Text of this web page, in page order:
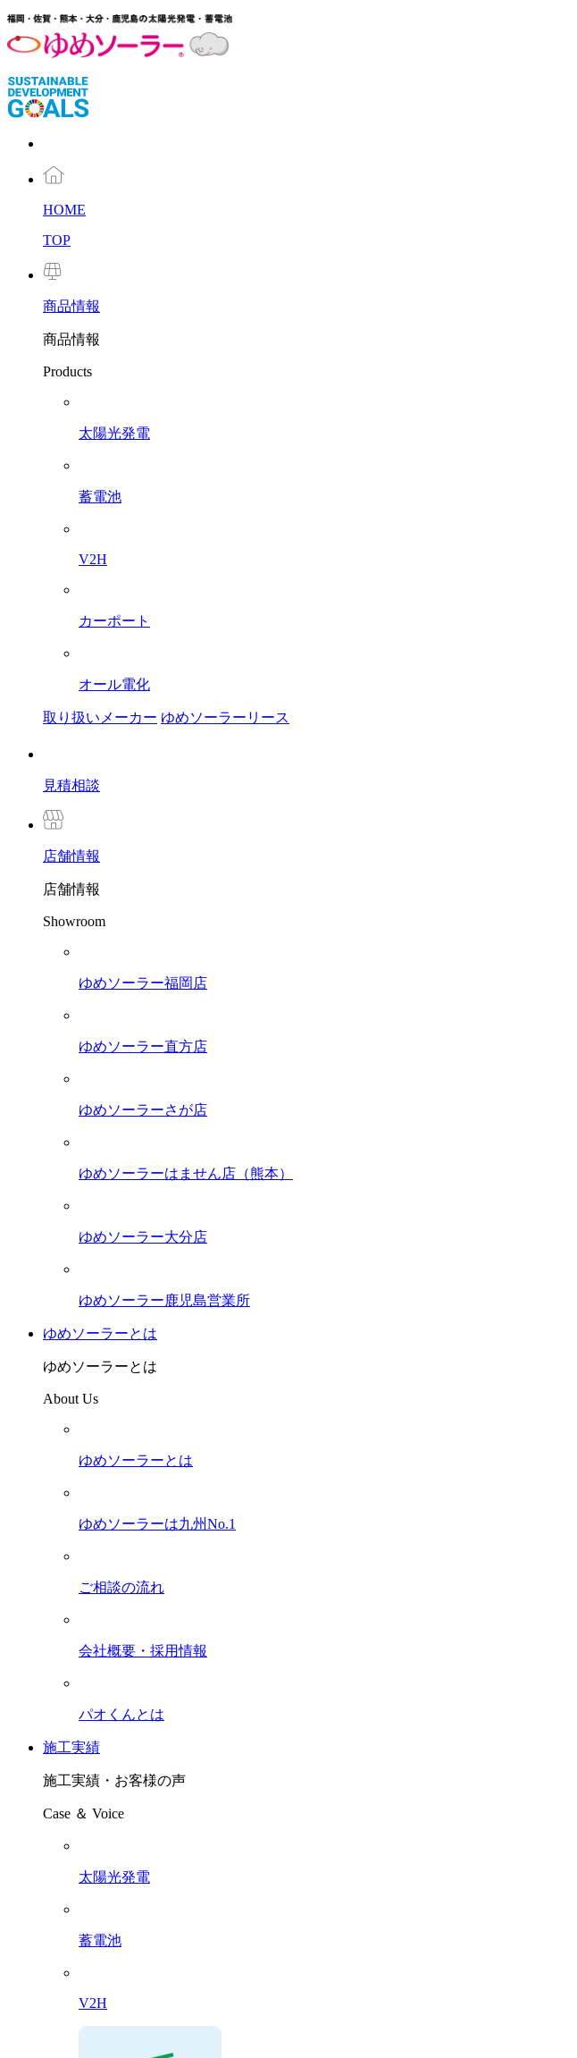
HOME
TOP
商品情報
商品情報
Products
太陽光発電
蓄電池
V2H
カーポート
オール電化
取り扱いメーカー ゆめソーラーリース
見積相談
店舗情報
店舗情報
Showroom
ゆめソーラー福岡店
ゆめソーラー直方店
ゆめソーラーさが店
ゆめソーラーはません店（熊本）
ゆめソーラー大分店
ゆめソーラー鹿児島営業所
ゆめソーラーとは
ゆめソーラーとは
About Us
ゆめソーラーとは
ゆめソーラーは九州No.1
ご相談の流れ
会社概要・採用情報
パオくんとは
施工実績
施工実績・お客様の声
Case ＆ Voice
太陽光発電
蓄電池
V2H